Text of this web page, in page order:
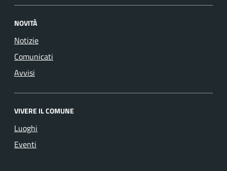
NOVITÀ
Notizie
Comunicati
Avvisi
VIVERE IL COMUNE
Luoghi
Eventi